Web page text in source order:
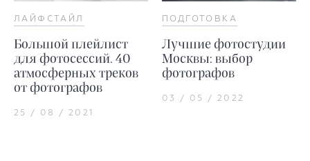
ЛАЙФСТАЙЛ
Большой плейлист
для фотосессий. 40
атмосферных треков
от фотографов
25 / 08 / 2021
ПОДГОТОВКА
Лучшие фотостудии
Москвы: выбор
фотографов
03 / 05 / 2022